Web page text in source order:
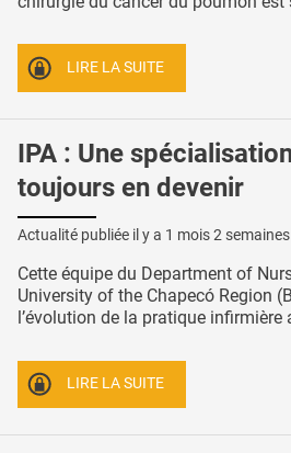
LIRE LA SUITE
IPA : Une
toujours en devenir
Actualité publiée il y a 1 mois 2 semaines
Cette équipe du Department of
University of the Chapecó Region
l’évolution de la pratique infirmière
LIRE LA SUITE